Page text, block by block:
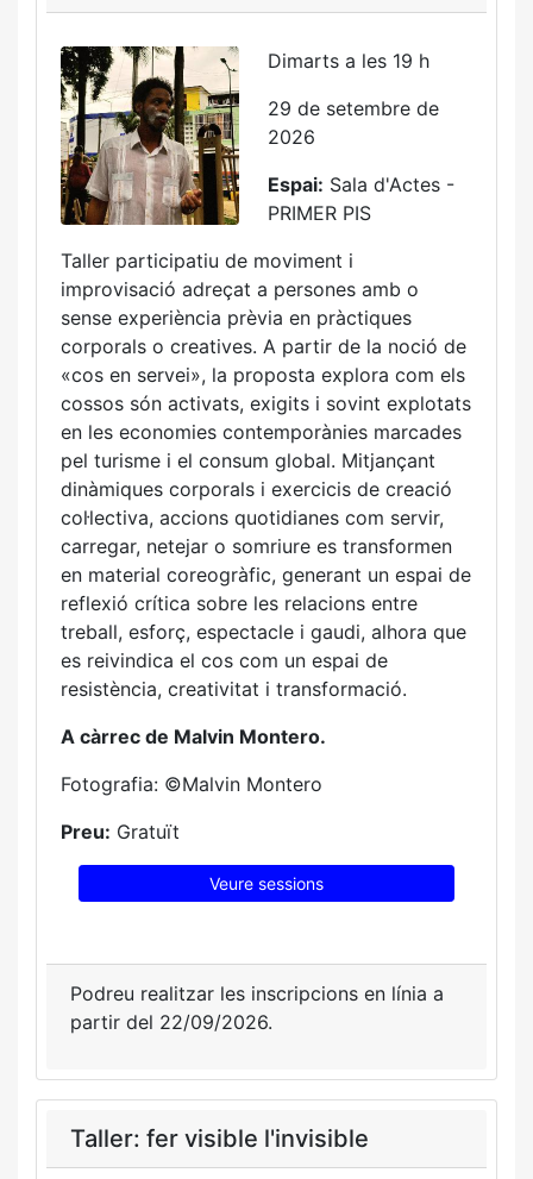
Dimarts a les 19 h
29 de setembre de
2026
Espai: Sala d'Actes -
PRIMER PIS
Taller participatiu de moviment i
improvisació adreçat a persones amb o
sense experiència prèvia en pràctiques
corporals o creatives. A partir de la noció de
«cos en servei», la proposta explora com els
cossos són activats, exigits i sovint explotats
en les economies contemporànies marcades
pel turisme i el consum global. Mitjançant
dinàmiques corporals i exercicis de creació
col·lectiva, accions quotidianes com servir,
carregar, netejar o somriure es transformen
en material coreogràfic, generant un espai de
reflexió crítica sobre les relacions entre
treball, esforç, espectacle i gaudi, alhora que
es reivindica el cos com un espai de
resistència, creativitat i transformació.
A càrrec de Malvin Montero.
Fotografia: ©Malvin Montero
Preu: Gratuït
Veure sessions
Podreu realitzar les inscripcions en línia a
partir del 22/09/2026.
Taller: fer visible l'invisible